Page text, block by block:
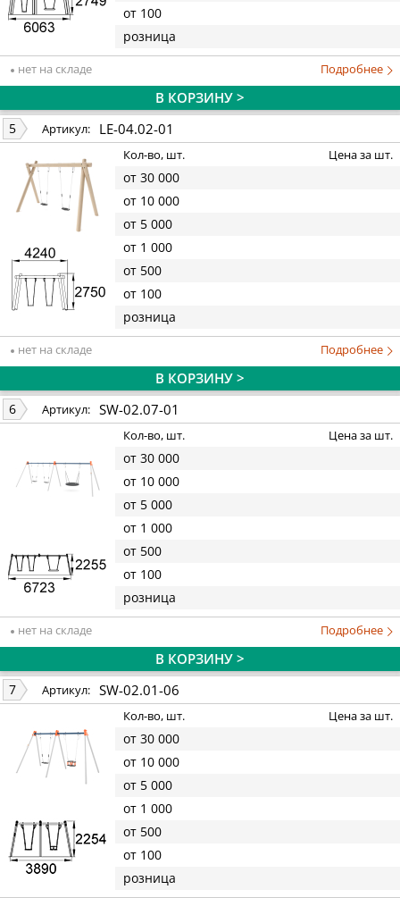
от 100
розница
нет на складе Подробнее
В КОРЗИНУ >
5 Артикул: LE-04.02-01
Кол-во, шт. Цена за шт.
от 30 000
от 10 000
от 5 000
от 1 000
от 500
от 100
розница
нет на складе Подробнее
В КОРЗИНУ >
6 Артикул: SW-02.07-01
Кол-во, шт. Цена за шт.
от 30 000
от 10 000
от 5 000
от 1 000
от 500
от 100
розница
нет на складе Подробнее
В КОРЗИНУ >
7 Артикул: SW-02.01-06
Кол-во, шт. Цена за шт.
от 30 000
от 10 000
от 5 000
от 1 000
от 500
от 100
розница